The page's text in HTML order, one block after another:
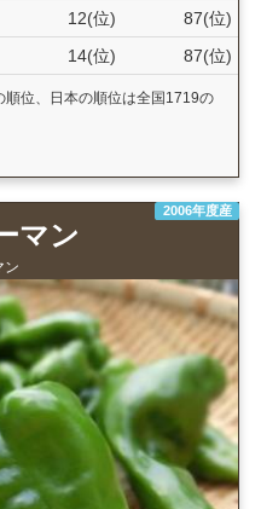
12(位)
87(位)
14(位) 87(位)
位、日本の順位は全国1719の
2006年度産
マン
ン